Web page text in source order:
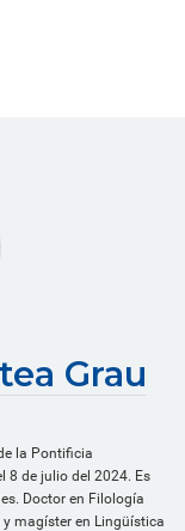
Grau
la Pontificia
8 de julio del 2024. Es
Doctor en Filología
magíster en Lingüística